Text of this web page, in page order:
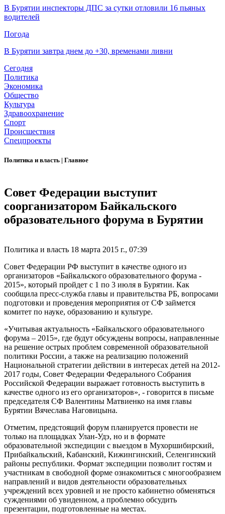
В Бурятии инспекторы ДПС за сутки отловили 16 пьяных
водителей
Погода
В Бурятии завтра днем до +30, временами ливни
Сегодня
Политика
Экономика
Общество
Культура
Здравоохранение
Спорт
Происшествия
Спецпроекты
Политика и власть | Главное
Совет Федерации выступит
соорганизатором Байкальского
образовательного форума в Бурятии
Политика и власть 18 марта 2015 г., 07:39
Совет Федерации РФ выступит в качестве одного из
организаторов «Байкальского образовательного форума -
2015», который пройдет с 1 по 3 июля в Бурятии. Как
сообщила пресс-служба главы и правительства РБ, вопросами
подготовки и проведения мероприятия от СФ займется
комитет по науке, образованию и культуре.
«Учитывая актуальность «Байкальского образовательного
форума – 2015», где будут обсуждены вопросы, направленные
на решение острых проблем современной образовательной
политики России, а также на реализацию положений
Национальной стратегии действии в интересах детей на 2012-
2017 годы, Совет Федерации Федерального Собрания
Российской Федерации выражает готовность выступить в
качестве одного из его организаторов», - говорится в письме
председателя СФ Валентины Матвиенко на имя главы
Бурятии Вячеслава Наговицына.
Отметим, предстоящий форум планируется провести не
только на площадках Улан-Удэ, но и в формате
образовательной экспедиции с выездом в Мухоршибирский,
Прибайкальский, Кабанский, Кижингинский, Селенгинский
районы республики. Формат экспедиции позволит гостям и
участникам в свободной форме ознакомиться с многообразием
направлений и видов деятельности образовательных
учреждений всех уровней и не просто кабинетно обменяться
суждениями об увиденном, а проблемно обсудить
презентации, подготовленные на местах.